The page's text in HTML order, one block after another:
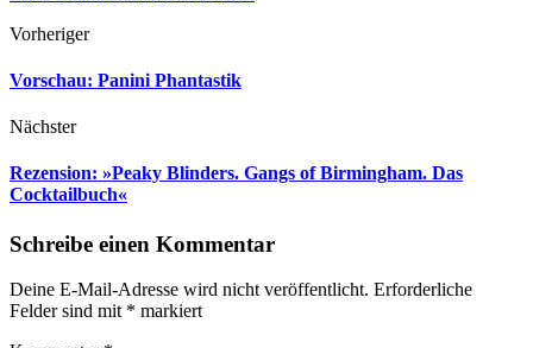
Vorheriger
Vorschau: Panini Phantastik
Nächster
Rezension: »Peaky Blinders. Gangs of Birmingham. Das
Cocktailbuch«
Schreibe einen Kommentar
Deine E-Mail-Adresse wird nicht veröffentlicht. Erforderliche
Felder sind mit * markiert